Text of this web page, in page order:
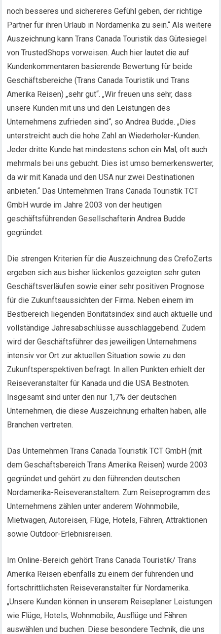
noch besseres und sichereres Gefühl geben, der richtige
Partner für ihren Urlaub in Nordamerika zu sein.“ Als weitere
Auszeichnung kann Trans Canada Touristik das Gütesiegel
von TrustedShops vorweisen. Auch hier lautet die auf
Kundenkommentaren basierende Bewertung für beide
Geschäftsbereiche (Trans Canada Touristik und Trans
Amerika Reisen) „sehr gut“. „Wir freuen uns sehr, dass
unsere Kunden mit uns und den Leistungen des
Unternehmens zufrieden sind“, so Andrea Budde. „Dies
unterstreicht auch die hohe Zahl an Wiederholer-Kunden.
Jeder dritte Kunde hat mindestens schon ein Mal, oft auch
mehrmals bei uns gebucht. Dies ist umso bemerkenswerter,
da wir mit Kanada und den USA nur zwei Destinationen
anbieten.“ Das Unternehmen Trans Canada Touristik TCT
GmbH wurde im Jahre 2003 von der heutigen
geschäftsführenden Gesellschafterin Andrea Budde
gegründet.
Die strengen Kriterien für die Auszeichnung des CrefoZerts
ergeben sich aus bisher lückenlos gezeigten sehr guten
Geschäftsverläufen sowie einer sehr positiven Prognose
für die Zukunftsaussichten der Firma. Neben einem im
Bestbereich liegenden Bonitätsindex sind auch aktuelle und
vollständige Jahresabschlüsse ausschlaggebend. Zudem
wird der Geschäftsführer des jeweiligen Unternehmens
intensiv vor Ort zur aktuellen Situation sowie zu den
Zukunftsperspektiven befragt. In allen Punkten erhielt der
Reiseveranstalter für Kanada und die USA Bestnoten.
Insgesamt sind unter den nur 1,7% der deutschen
Unternehmen, die diese Auszeichnung erhalten haben, alle
Branchen vertreten.
Das Unternehmen Trans Canada Touristik TCT GmbH (mit
dem Geschäftsbereich Trans Amerika Reisen) wurde 2003
gegründet und gehört zu den führenden deutschen
Nordamerika-Reiseveranstaltern. Zum Reiseprogramm des
Unternehmens zählen unter anderem Wohnmobile,
Mietwagen, Autoreisen, Flüge, Hotels, Fähren, Attraktionen
sowie Outdoor-Erlebnisreisen.
Im Online-Bereich gehört Trans Canada Touristik/ Trans
Amerika Reisen ebenfalls zu einem der führenden und
fortschrittlichsten Reiseveranstalter für Nordamerika.
„Unsere Kunden können in unserem Reiseplaner Leistungen
wie Flüge, Hotels, Wohnmobile, Ausflüge und Fähren
auswählen und buchen. Diese besondere Technik, die uns